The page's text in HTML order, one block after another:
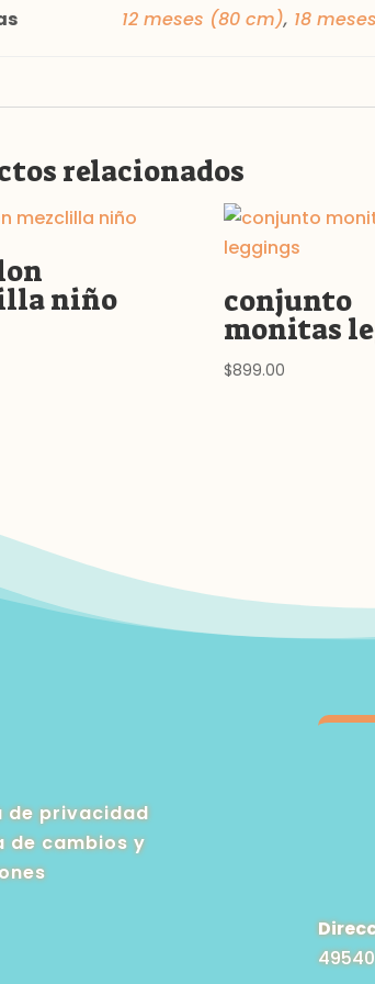
12 meses (80 cm), 18
relacionados
niño conjunto
monitas
$899.00
de privacidad
de cambios y